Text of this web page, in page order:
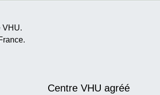
VHU.
.
Centre VHU agréé